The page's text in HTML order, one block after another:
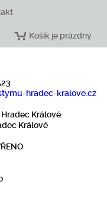
Košík je prázdný
hradec-kralove.cz
Králové:
Králové